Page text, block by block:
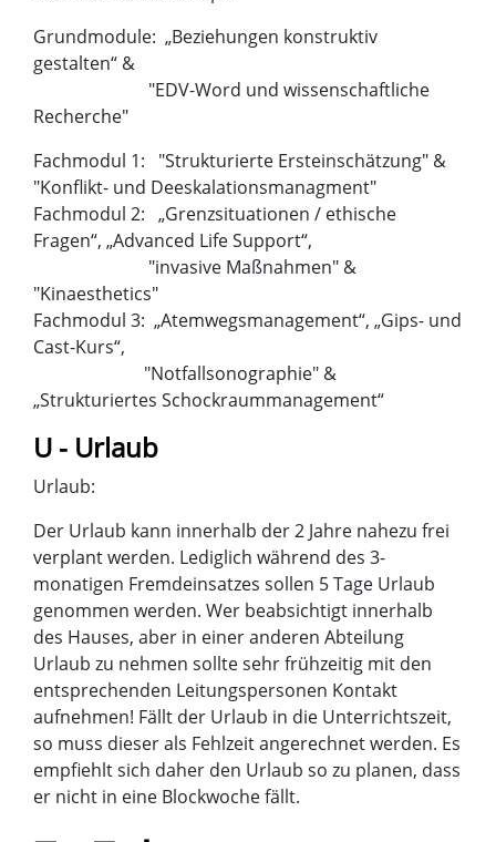
Grundmodule: „Beziehungen konstruktiv
gestalten“ &
"EDV-Word und wissenschaftliche
Recherche"
Fachmodul 1: "Strukturierte Ersteinschätzung" &
"Konflikt- und Deeskalationsmanagment"
Fachmodul 2: „Grenzsituationen / ethische
Fragen“, „Advanced Life Support“,
"invasive Maßnahmen" &
"Kinaesthetics"
Fachmodul 3: „Atemwegsmanagement“, „Gips- und
Cast-Kurs“,
"Notfallsonographie" &
„Strukturiertes Schockraummanagement“
U - Urlaub
Urlaub:
Der Urlaub kann innerhalb der 2 Jahre nahezu frei
verplant werden. Lediglich während des 3-
monatigen Fremdeinsatzes sollen 5 Tage Urlaub
genommen werden. Wer beabsichtigt innerhalb
des Hauses, aber in einer anderen Abteilung
Urlaub zu nehmen sollte sehr frühzeitig mit den
entsprechenden Leitungspersonen Kontakt
aufnehmen! Fällt der Urlaub in die Unterrichtszeit,
so muss dieser als Fehlzeit angerechnet werden. Es
empfiehlt sich daher den Urlaub so zu planen, dass
er nicht in eine Blockwoche fällt.